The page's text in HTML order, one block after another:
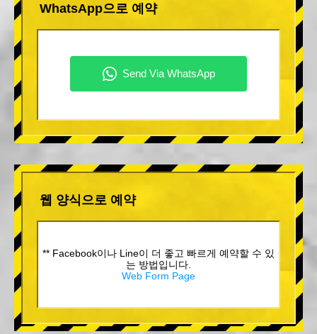
WhatsApp으로 예약
웹 양식으로 예약
** Facebook이나 Line이 더 좋고 빠르게 예약할 수 있
는 방법입니다.
Web Form Page